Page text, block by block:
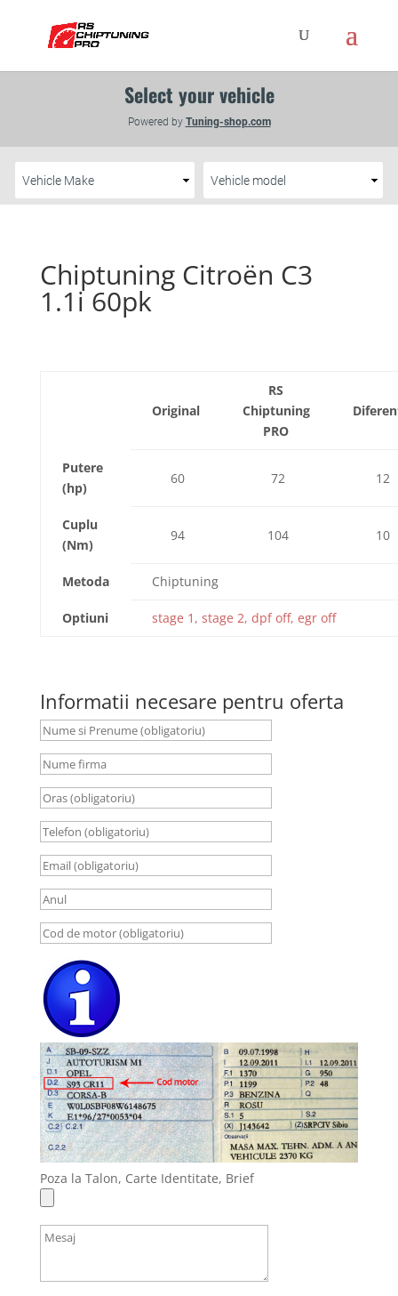
Chiptuning Citroën C3
1.1i 60pk
Original
RS
Chiptuning
PRO
Putere
(hp)
60 72 12
Cuplu
(Nm)
94 104 10
Metoda Chiptuning
Optiuni stage 1, stage 2, dpf off, egr off
Informatii necesare pentru oferta
Poza la Talon, Carte Identitate, Brief